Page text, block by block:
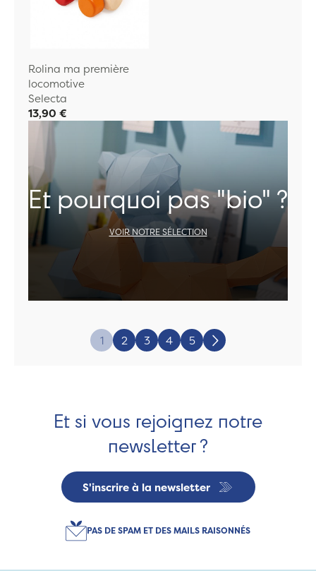
Rolina ma première
locomotive
Selecta
13,90 €
Et pourquoi pas "bio" ?
VOIR NOTRE SÉLECTION
1 2 3 4 5 Suivant
Et si vous rejoignez notre
newsletter ?
S'inscrire à la newsletter
PAS DE SPAM ET DES MAILS RAISONNÉS